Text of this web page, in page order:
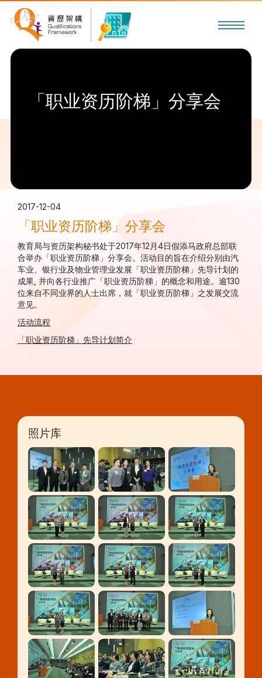
「职业资历阶梯」分享会
2017-12-04
「职业资历阶梯」分享会
教育局与资历架构秘书处于2017年12月4日假添马政府总部联
合举办「职业资历阶梯」分享会。活动目的旨在介绍分别由汽
车业、银行业及物业管理业发展「职业资历阶梯」先导计划的
成果, 并向各行业推广「职业资历阶梯」的概念和用途。逾130
位来自不同业界的人士出席，就「职业资历阶梯」之发展交流
意见。
活动流程
「职业资历阶梯」先导计划简介
照片库